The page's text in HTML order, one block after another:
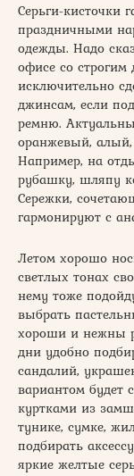
Серьги-кисточки
праздничными
одежды. Надо
офисе со строгим
исключительно
джинсам, если
ремню.
оранжевый,
Например, на
рубашку, шляпу
Сережки,
гармонируют с
Летом хорошо
светлых тонах
нему тоже
выбрать
хороши и нежны
дни удобно
сандалий,
вариантом будет
куртками из
тунике, сумке,
подбирать
яркие желтые